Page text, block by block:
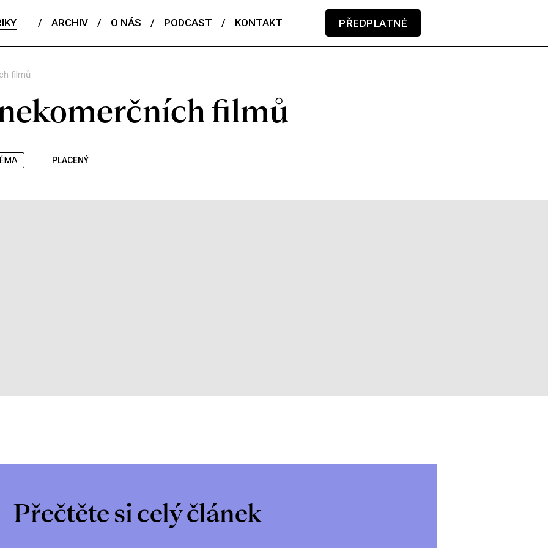
/ ARCHIV / O NÁS / PODCAST / KONTAKT PŘEDPLATNÉ
filmů
filmů
PLACENÝ
Přečtěte si celý článek